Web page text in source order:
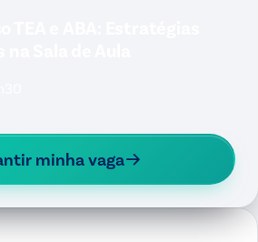
minha vaga